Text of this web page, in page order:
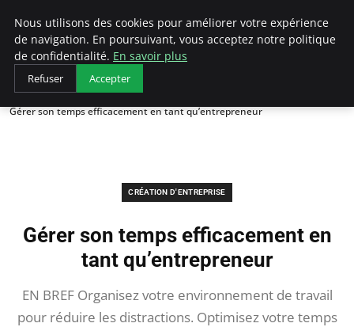
LECFCM
Accueil
Création d'entreprise
Gérer son temps efficacement en tant qu’entrepreneur
CRÉATION D'ENTREPRISE
Gérer son temps efficacement en
tant qu’entrepreneur
EN BREF Organisez votre environnement de travail
pour réduire les distractions. Optimisez votre temps
Nous utilisons des cookies pour améliorer votre expérience
de navigation. En poursuivant, vous acceptez notre politique
de confidentialité. En savoir plus
Refuser Accepter